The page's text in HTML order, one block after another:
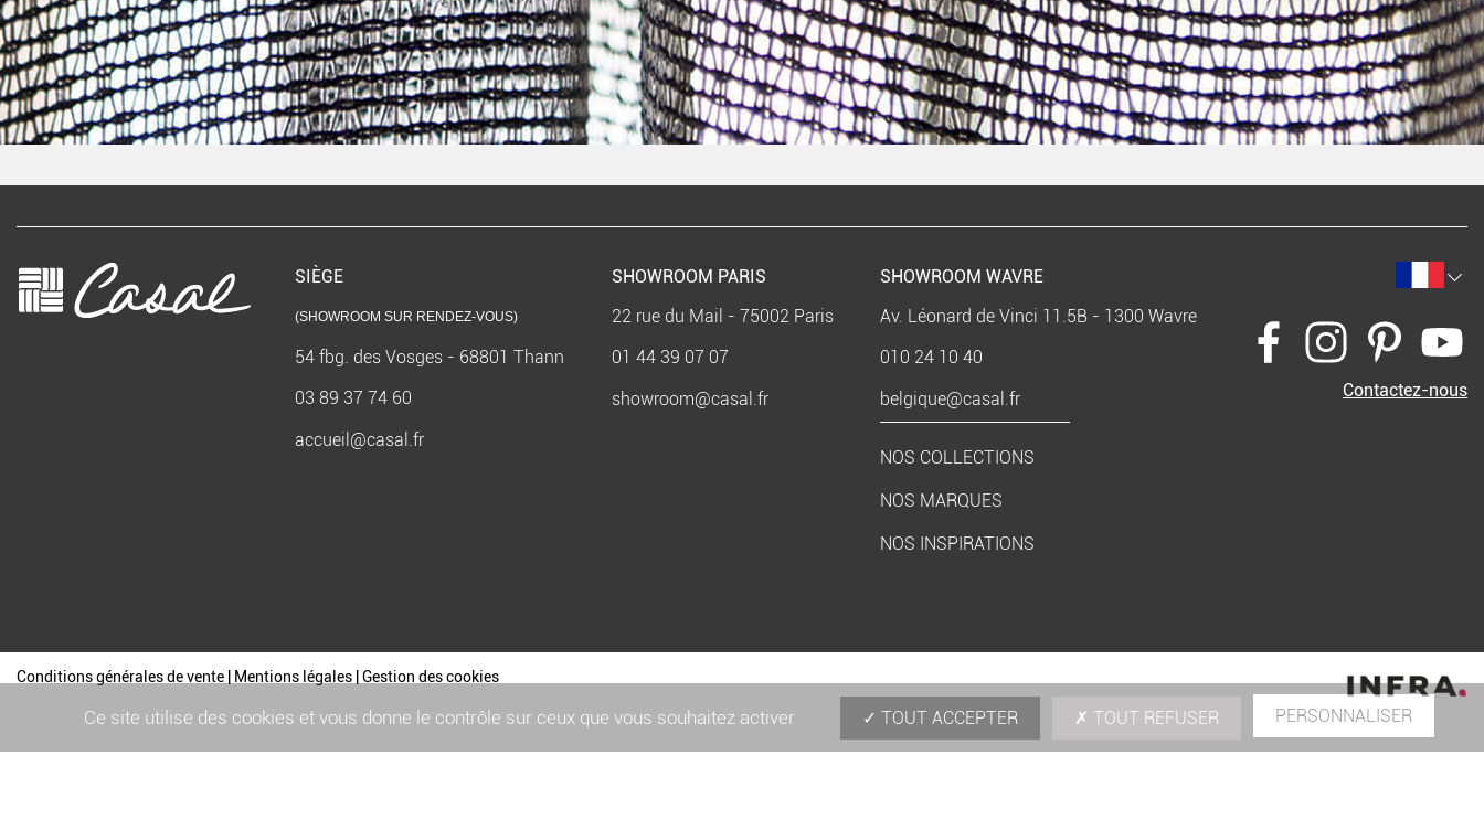
SIÈGE
(SHOWROOM SUR RENDEZ-VOUS)
54 fbg. des Vosges - 68801 Thann
03 89 37 74 60
accueil@casal.fr
SHOWROOM PARIS
22 rue du Mail - 75002 Paris
01 44 39 07 07
showroom@casal.fr
SHOWROOM WAVRE
Av. Léonard de Vinci 11.5B - 1300 Wavre
010 24 10 40
belgique@casal.fr
NOS COLLECTIONS
NOS MARQUES
NOS INSPIRATIONS
Contactez-nous
Conditions générales de vente Mentions légales Gestion des cookies
Ce site utilise des cookies et vous donne le contrôle sur ceux que vous souhaitez activer TOUT ACCEPTER TOUT REFUSER PERSONNALISER